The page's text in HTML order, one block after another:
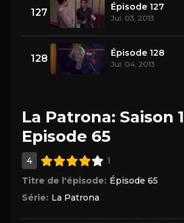
127 Épisode 127
Jul. 03, 2013
128 Épisode 128
Jul. 04, 2013
La Patrona: Saison 1
Episode 65
4
1
Titre de l'épisode: Épisode 65
Série: La Patrona